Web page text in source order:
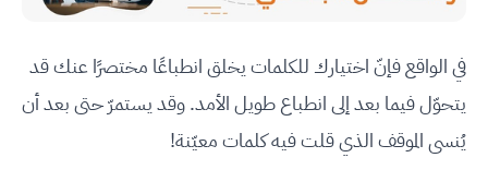
في الواقع فإنّ اختيارك للكلمات يخلق انطباعًا مختصرًا عنك قد
يتحوّل فيما بعد إلى انطباع طويل الأمد. وقد يستمرّ حتى بعد أن
يُنسى الموقف الذي قلت فيه كلمات معيّنة!